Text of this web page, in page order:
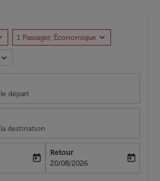
1 Passager, Économique expand_more
expand_more
départ
destination
date-aria-label
today
Retour
fc-booking-return-date-aria-label
20/08/2026
today